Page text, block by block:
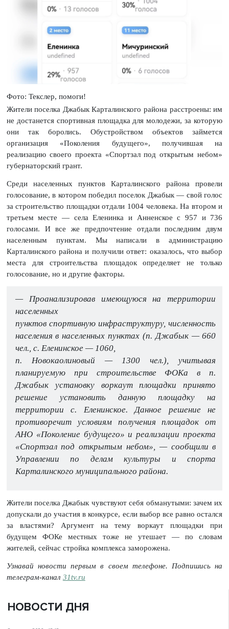
Фото: Текслер, помоги!
Жители поселка Джабык Карталинского района расстроены: им
не достанется спортивная площадка для молодежи, за которую
они так боролись. Обустройством объектов займется
организация «Поколения будущего», получившая на
реализацию своего проекта «Спортзал под открытым небом»
губернаторский грант.
Среди населенных пунктов Карталинского района провели
голосование, в котором победил поселок Джабык — свой голос
за строительство площадки отдали 1004 человека. На втором и
третьем месте — села Еленинка и Анненское с 957 и 736
голосами. И все же предпочтение отдали последним двум
населенным пунктам. Мы написали в администрацию
Карталинского района и получили ответ: оказалось, что выбор
места для строительства площадок определяет не только
голосование, но и другие факторы.
— Проанализировав имеющуюся на территории
населенных
пунктов спортивную инфраструктуру, численность
населения в населенных пунктах (п. Джабык — 660
чел., с. Еленинское — 1060,
п. Новокаолиновый — 1300 чел.), учитывая
планируемую при строительстве ФОКа в п.
Джабык установку воркаут площадки принято
решение установить данную площадку на
территории с. Еленинское. Данное решение не
противоречит условиям получения площадок от
АНО «Поколение будущего» и реализации проекта
«Спортзал под открытым небом», — сообщили в
Управлении по делам культуры и спорта
Карталинского муниципального района.
Жители поселка Джабык чувствуют себя обманутыми: зачем их
допускали до участия в конкурсе, если выбор все равно остался
за властями? Аргумент на тему воркаут площадки при
будущем ФОКе местных тоже не утешает — по словам
жителей, сейчас стройка комплекса заморожена.
Узнавай новости первым в своем телефоне. Подпишись на
телеграм-канал 31tv.ru
НОВОСТИ ДНЯ